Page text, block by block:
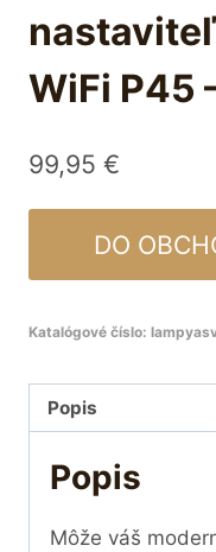
WiFi P45
99,95 €
DO
Katalógové číslo:
Popis
Popis
Môže váš